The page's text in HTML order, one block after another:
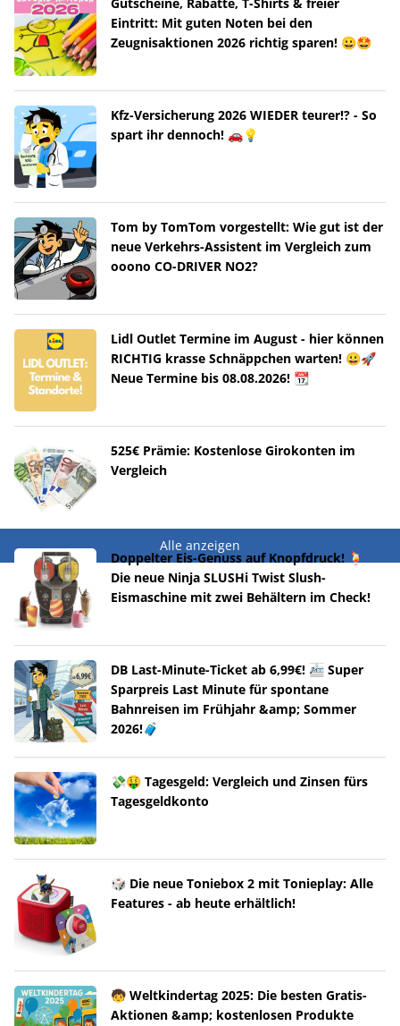
Eintritt: Mit guten Noten bei den
Zeugnisaktionen 2026 richtig sparen! 😀🤩
Kfz-Versicherung 2026 WIEDER teurer!? - So
spart ihr dennoch! 🚗💡
Tom by TomTom vorgestellt: Wie gut ist der
neue Verkehrs-Assistent im Vergleich zum
ooono CO-DRIVER NO2?
Lidl Outlet Termine im August - hier können
RICHTIG krasse Schnäppchen warten! 😀🚀
Neue Termine bis 08.08.2026! 📆
525€ Prämie: Kostenlose Girokonten im
Vergleich
Alle anzeigen
Doppelter Eis-Genuss auf Knopfdruck! 🍹
Die neue Ninja SLUSHi Twist Slush-
Eismaschine mit zwei Behältern im Check!
DB Last-Minute-Ticket ab 6,99€! 🚈 Super
Sparpreis Last Minute für spontane
Bahnreisen im Frühjahr &amp; Sommer
2026!🧳
💸🤑 Tagesgeld: Vergleich und Zinsen fürs
Tagesgeldkonto
🎲 Die neue Toniebox 2 mit Tonieplay: Alle
Features - ab heute erhältlich!
🧒 Weltkindertag 2025: Die besten Gratis-
Aktionen &amp; kostenlosen Produkte